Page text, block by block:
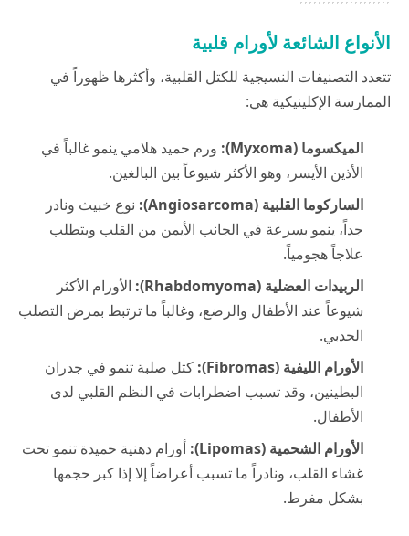
الأنواع الشائعة لأورام قلبية
تتعدد التصنيفات النسيجية للكتل القلبية، وأكثرها ظهوراً في
الممارسة الإكلينيكية هي:
الميكسوما (Myxoma):
ورم حميد هلامي ينمو غالباً في
الأذين الأيسر، وهو الأكثر شيوعاً بين البالغين.
الساركوما القلبية (Angiosarcoma):
نوع خبيث ونادر
جداً، ينمو بسرعة في الجانب الأيمن من القلب ويتطلب
علاجاً هجومياً.
الربيدات العضلية (Rhabdomyoma):
الأورام الأكثر
شيوعاً عند الأطفال والرضع، وغالباً ما ترتبط بمرض التصلب
الحدبي.
الأورام الليفية (Fibromas):
كتل صلبة تنمو في جدران
البطينين، وقد تسبب اضطرابات في النظم القلبي لدى
الأطفال.
الأورام الشحمية (Lipomas):
أورام دهنية حميدة تنمو تحت
غشاء القلب، ونادراً ما تسبب أعراضاً إلا إذا كبر حجمها
بشكل مفرط.